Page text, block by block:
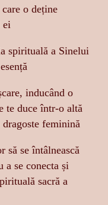
o deține
ei
spirituală a Sinelui
inducând o
te duce într-o altă
feminină
să se întâlnească
a se conecta și
sacră a